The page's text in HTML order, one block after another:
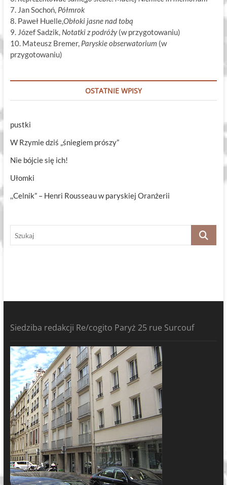
7. Jan Sochoń, Półmrok
8. Paweł Huelle,Obłoki jasne nad tobą
9. Józef Sadzik, Notatki z podróży(w przygotowaniu)
10. Mateusz Bremer, Paryskie obserwatorium (w
przygotowaniu)
OSTATNIE WPISY
pustki
W Rzymie dziś „śniegiem prószy”
Nie bójcie się ich!
Ułomki
,,Celnik” – Henri Rousseau w paryskiej Oranżerii
Szukaj
Siedziba redakcji Re/cogito Paryż 25 rue Surcouf